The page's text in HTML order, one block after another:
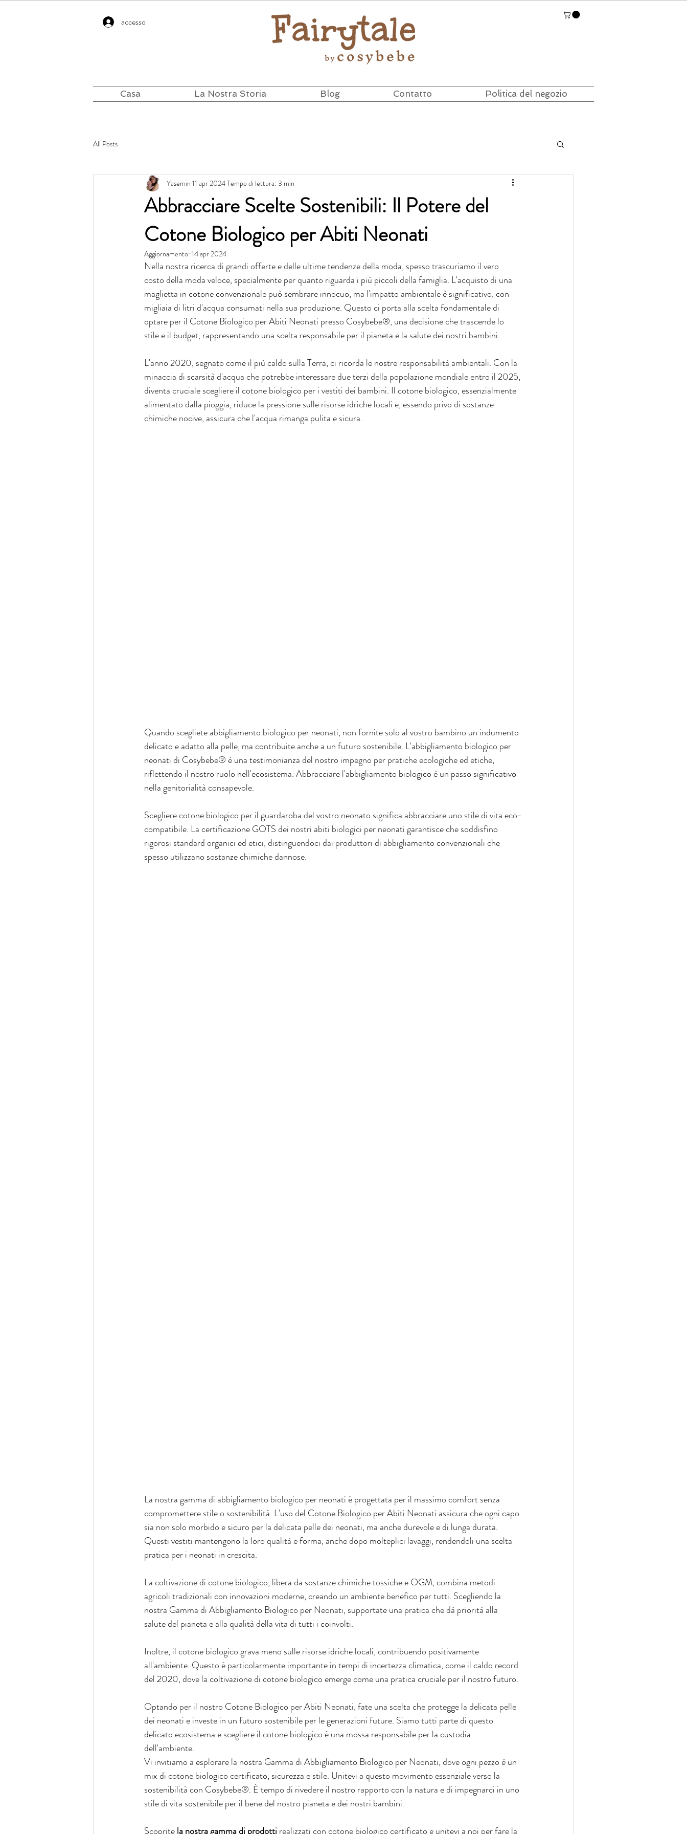
accesso
Casa La Nostra Storia Blog Contatto Politica del negozio
All Posts
Abbracciare Scelte Sostenibili: Il Potere del
Cotone Biologico per Abiti Neonati
Yasemin 11 apr 2024Tempo di lettura: 3 min
Aggiornamento: 14 apr 2024
Nella nostra ricerca di grandi offerte e delle ultime tendenze della moda, spesso trascuriamo il vero
costo della moda veloce, specialmente per quanto riguarda i più piccoli della famiglia. L'acquisto di una
maglietta in cotone convenzionale può sembrare innocuo, ma l'impatto ambientale è significativo, con
migliaia di litri d'acqua consumati nella sua produzione. Questo ci porta alla scelta fondamentale di
optare per il Cotone Biologico per Abiti Neonati presso Cosybebe®, una decisione che trascende lo
stile e il budget, rappresentando una scelta responsabile per il pianeta e la salute dei nostri bambini.
L'anno 2020, segnato come il più caldo sulla Terra, ci ricorda le nostre responsabilità ambientali. Con la
minaccia di scarsità d'acqua che potrebbe interessare due terzi della popolazione mondiale entro il 2025,
diventa cruciale scegliere il cotone biologico per i vestiti dei bambini. Il cotone biologico, essenzialmente
alimentato dalla pioggia, riduce la pressione sulle risorse idriche locali e, essendo privo di sostanze
chimiche nocive, assicura che l'acqua rimanga pulita e sicura.
Quando scegliete abbigliamento biologico per neonati, non fornite solo al vostro bambino un indumento
delicato e adatto alla pelle, ma contribuite anche a un futuro sostenibile. L'abbigliamento biologico per
neonati di Cosybebe® è una testimonianza del nostro impegno per pratiche ecologiche ed etiche,
riflettendo il nostro ruolo nell'ecosistema. Abbracciare l'abbigliamento biologico è un passo significativo
nella genitorialità consapevole.
Scegliere cotone biologico per il guardaroba del vostro neonato significa abbracciare uno stile di vita eco-
compatibile. La certificazione GOTS dei nostri abiti biologici per neonati garantisce che soddisfino
rigorosi standard organici ed etici, distinguendoci dai produttori di abbigliamento convenzionali che
spesso utilizzano sostanze chimiche dannose.
La nostra gamma di abbigliamento biologico per neonati è progettata per il massimo comfort senza
compromettere stile o sostenibilità. L'uso del Cotone Biologico per Abiti Neonati assicura che ogni capo
sia non solo morbido e sicuro per la delicata pelle dei neonati, ma anche durevole e di lunga durata.
Questi vestiti mantengono la loro qualità e forma, anche dopo molteplici lavaggi, rendendoli una scelta
pratica per i neonati in crescita.
La coltivazione di cotone biologico, libera da sostanze chimiche tossiche e OGM, combina metodi
agricoli tradizionali con innovazioni moderne, creando un ambiente benefico per tutti. Scegliendo la
nostra Gamma di Abbigliamento Biologico per Neonati, supportate una pratica che dà priorità alla
salute del pianeta e alla qualità della vita di tutti i coinvolti.
Inoltre, il cotone biologico grava meno sulle risorse idriche locali, contribuendo positivamente
all'ambiente. Questo è particolarmente importante in tempi di incertezza climatica, come il caldo record
del 2020, dove la coltivazione di cotone biologico emerge come una pratica cruciale per il nostro futuro.
Optando per il nostro Cotone Biologico per Abiti Neonati, fate una scelta che protegge la delicata pelle
dei neonati e investe in un futuro sostenibile per le generazioni future. Siamo tutti parte di questo
delicato ecosistema e scegliere il cotone biologico è una mossa responsabile per la custodia
dell'ambiente.
Vi invitiamo a esplorare la nostra Gamma di Abbigliamento Biologico per Neonati, dove ogni pezzo è un
mix di cotone biologico certificato, sicurezza e stile. Unitevi a questo movimento essenziale verso la
sostenibilità con Cosybebe®. È tempo di rivedere il nostro rapporto con la natura e di impegnarci in uno
stile di vita sostenibile per il bene del nostro pianeta e dei nostri bambini.
Scoprite la nostra gamma di prodotti realizzati con cotone biologico certificato e unitevi a noi per fare la